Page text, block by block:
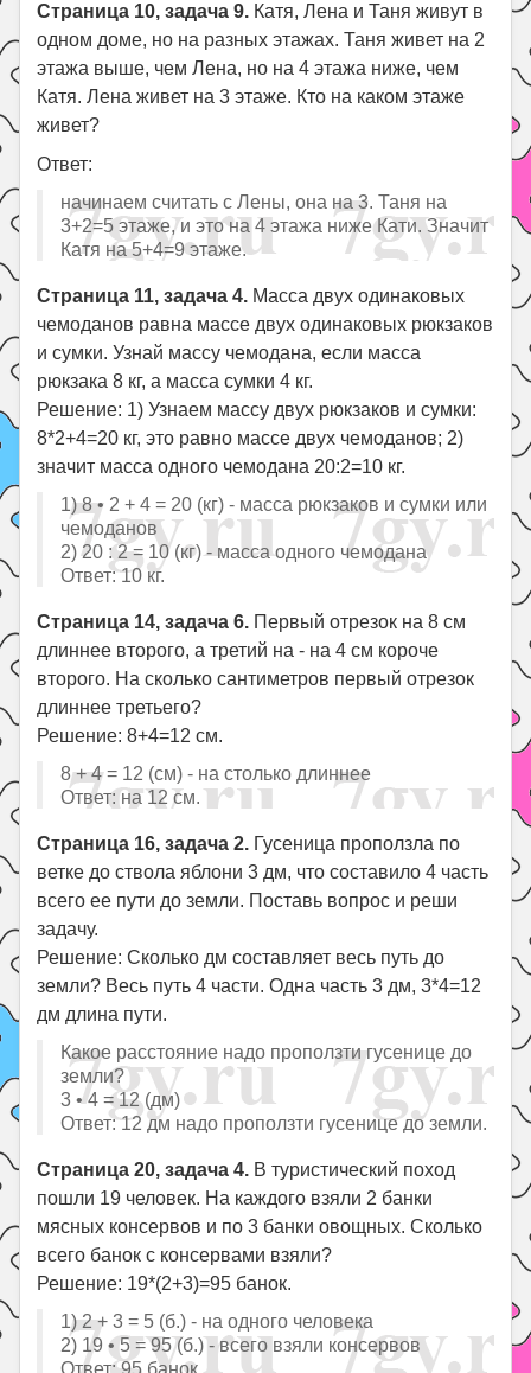
Страница 10, задача 9. Катя, Лена и Таня живут в
одном доме, но на разных этажах. Таня живет на 2
этажа выше, чем Лена, но на 4 этажа ниже, чем
Катя. Лена живет на 3 этаже. Кто на каком этаже
живет?
Ответ:
начинаем считать с Лены, она на 3. Таня на
3+2=5 этаже, и это на 4 этажа ниже Кати. Значит
Катя на 5+4=9 этаже.
Страница 11, задача 4. Масса двух одинаковых
чемоданов равна массе двух одинаковых рюкзаков
и сумки. Узнай массу чемодана, если масса
рюкзака 8 кг, а масса сумки 4 кг.
Решение: 1) Узнаем массу двух рюкзаков и сумки:
8*2+4=20 кг, это равно массе двух чемоданов; 2)
значит масса одного чемодана 20:2=10 кг.
1) 8 • 2 + 4 = 20 (кг) - масса рюкзаков и сумки или
чемоданов
2) 20 : 2 = 10 (кг) - масса одного чемодана
Ответ: 10 кг.
Страница 14, задача 6. Первый отрезок на 8 см
длиннее второго, а третий на - на 4 см короче
второго. На сколько сантиметров первый отрезок
длиннее третьего?
Решение: 8+4=12 см.
8 + 4 = 12 (см) - на столько длиннее
Ответ: на 12 см.
Страница 16, задача 2. Гусеница проползла по
ветке до ствола яблони 3 дм, что составило 4 часть
всего ее пути до земли. Поставь вопрос и реши
задачу.
Решение: Сколько дм составляет весь путь до
земли? Весь путь 4 части. Одна часть 3 дм, 3*4=12
дм длина пути.
Какое расстояние надо проползти гусенице до
земли?
3 • 4 = 12 (дм)
Ответ: 12 дм надо проползти гусенице до земли.
Страница 20, задача 4. В туристический поход
пошли 19 человек. На каждого взяли 2 банки
мясных консервов и по 3 банки овощных. Сколько
всего банок с консервами взяли?
Решение: 19*(2+3)=95 банок.
1) 2 + 3 = 5 (б.) - на одного человека
2) 19 • 5 = 95 (б.) - всего взяли консервов
Ответ: 95 банок.